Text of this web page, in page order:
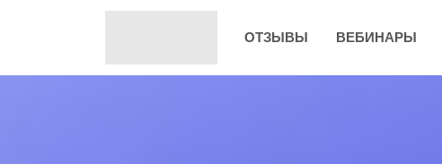
ОТЗЫВЫ ВЕБИНАРЫ